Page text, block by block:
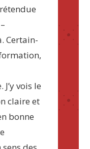
Certain-
vois le
claire et
bonne